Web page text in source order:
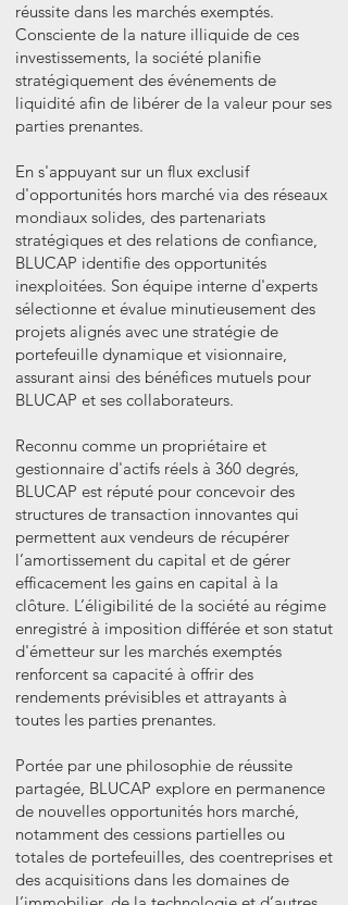
réussite dans les marchés exemptés.
Consciente de la nature illiquide de ces
investissements, la société planifie
stratégiquement des événements de
liquidité afin de libérer de la valeur pour ses
parties prenantes.
En s'appuyant sur un flux exclusif
d'opportunités hors marché via des réseaux
mondiaux solides, des partenariats
stratégiques et des relations de confiance,
BLUCAP identifie des opportunités
inexploitées. Son équipe interne d'experts
sélectionne et évalue minutieusement des
projets alignés avec une stratégie de
portefeuille dynamique et visionnaire,
assurant ainsi des bénéfices mutuels pour
BLUCAP et ses collaborateurs.
Reconnu comme un propriétaire et
gestionnaire d'actifs réels à 360 degrés,
BLUCAP est réputé pour concevoir des
structures de transaction innovantes qui
permettent aux vendeurs de récupérer
l’amortissement du capital et de gérer
efficacement les gains en capital à la
clôture. L’éligibilité de la société au régime
enregistré à imposition différée et son statut
d'émetteur sur les marchés exemptés
renforcent sa capacité à offrir des
rendements prévisibles et attrayants à
toutes les parties prenantes.
Portée par une philosophie de réussite
partagée, BLUCAP explore en permanence
de nouvelles opportunités hors marché,
notamment des cessions partielles ou
totales de portefeuilles, des coentreprises et
des acquisitions dans les domaines de